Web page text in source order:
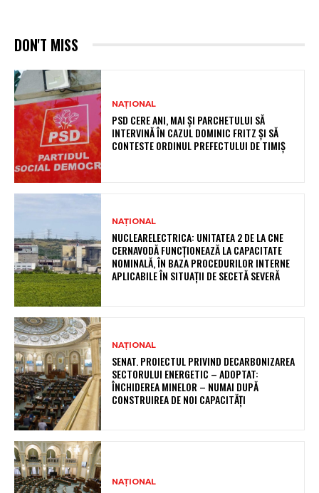
DON'T MISS
NAȚIONAL
PSD CERE ANI, MAI ȘI PARCHETULUI SĂ
INTERVINĂ ÎN CAZUL DOMINIC FRITZ ȘI SĂ
CONTESTE ORDINUL PREFECTULUI DE TIMIȘ
NAȚIONAL
NUCLEARELECTRICA: UNITATEA 2 DE LA CNE
CERNAVODĂ FUNCȚIONEAZĂ LA CAPACITATE
NOMINALĂ, ÎN BAZA PROCEDURILOR INTERNE
APLICABILE ÎN SITUAȚII DE SECETĂ SEVERĂ
NAȚIONAL
SENAT. PROIECTUL PRIVIND DECARBONIZAREA
SECTORULUI ENERGETIC – ADOPTAT:
ÎNCHIDEREA MINELOR – NUMAI DUPĂ
CONSTRUIREA DE NOI CAPACITĂȚI
NAȚIONAL